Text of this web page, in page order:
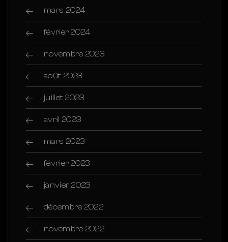
mars 2024
février 2024
novembre 2023
août 2023
juillet 2023
avril 2023
mars 2023
février 2023
janvier 2023
décembre 2022
novembre 2022